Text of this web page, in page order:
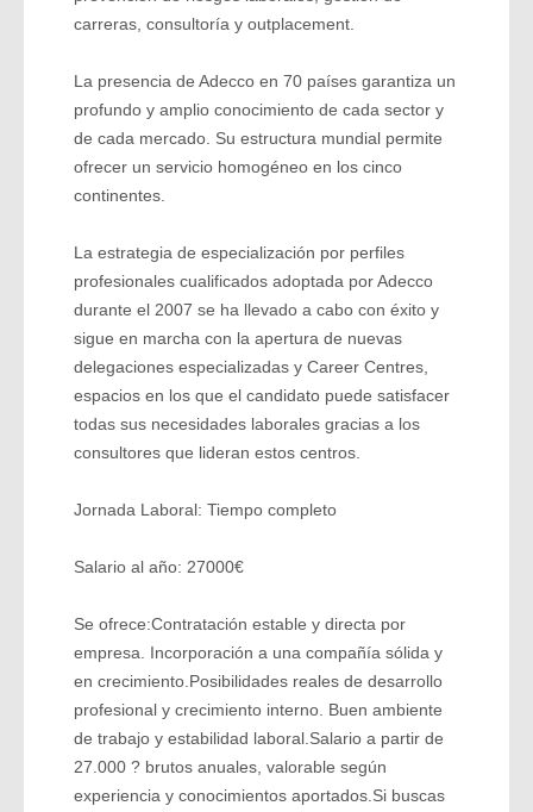
carreras, consultoría y outplacement.
La presencia de Adecco en 70 países garantiza un
profundo y amplio conocimiento de cada sector y
de cada mercado. Su estructura mundial permite
ofrecer un servicio homogéneo en los cinco
continentes.
La estrategia de especialización por perfiles
profesionales cualificados adoptada por Adecco
durante el 2007 se ha llevado a cabo con éxito y
sigue en marcha con la apertura de nuevas
delegaciones especializadas y Career Centres,
espacios en los que el candidato puede satisfacer
todas sus necesidades laborales gracias a los
consultores que lideran estos centros.
Jornada Laboral: Tiempo completo
Salario al año: 27000€
Se ofrece:Contratación estable y directa por
empresa. Incorporación a una compañía sólida y
en crecimiento.Posibilidades reales de desarrollo
profesional y crecimiento interno. Buen ambiente
de trabajo y estabilidad laboral.Salario a partir de
27.000 ? brutos anuales, valorable según
experiencia y conocimientos aportados.Si buscas